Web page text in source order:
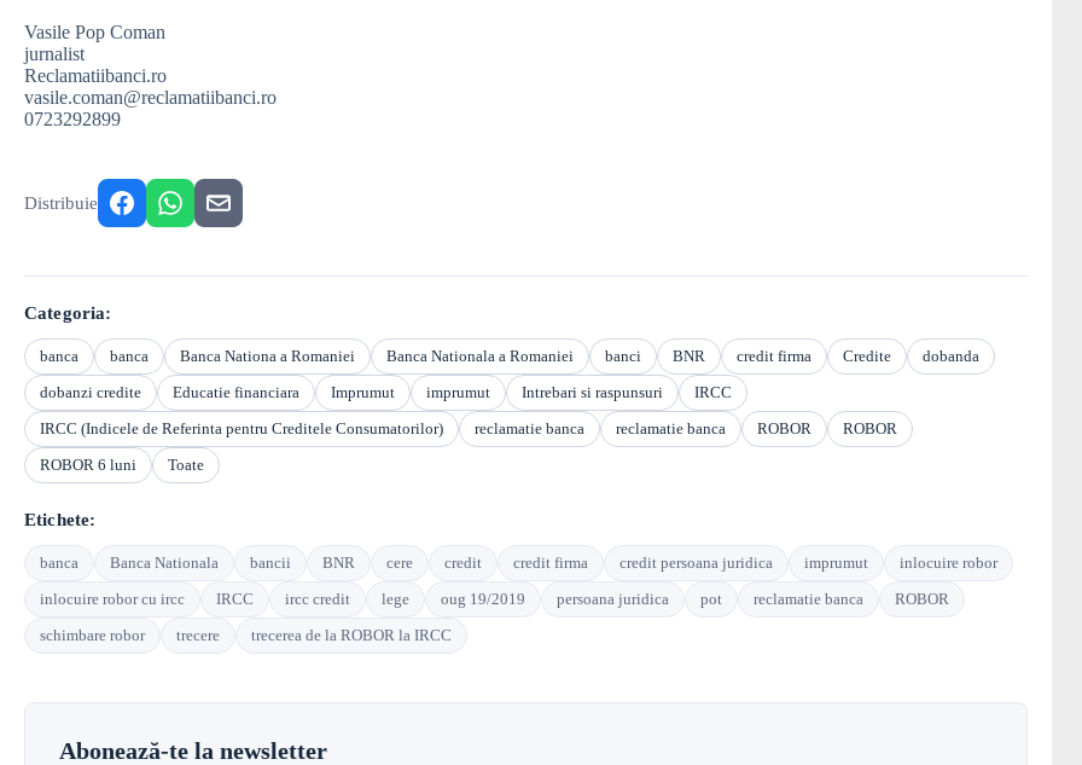
Vasile Pop Coman
jurnalist
Reclamatiibanci.ro
vasile.coman@reclamatiibanci.ro
0723292899
Distribuie
Categoria:
banca banca Banca Nationa a Romaniei Banca Nationala a Romaniei banci BNR credit firma Credite
dobanda
dobanzi credite
Educatie financiara Imprumut imprumut Intrebari si raspunsuri
IRCC
IRCC (Indicele de Referinta pentru Creditele Consumatorilor)
reclamatie banca reclamatie banca ROBOR
ROBOR
ROBOR 6 luni
Toate
Etichete:
banca Banca Nationala bancii BNR cere credit credit firma credit persoana juridica imprumut
inlocuire robor
inlocuire robor cu ircc
IRCC ircc credit lege oug 19/2019 persoana juridica pot reclamatie banca
ROBOR
schimbare robor
trecere trecerea de la ROBOR la IRCC
Abonează-te la newsletter